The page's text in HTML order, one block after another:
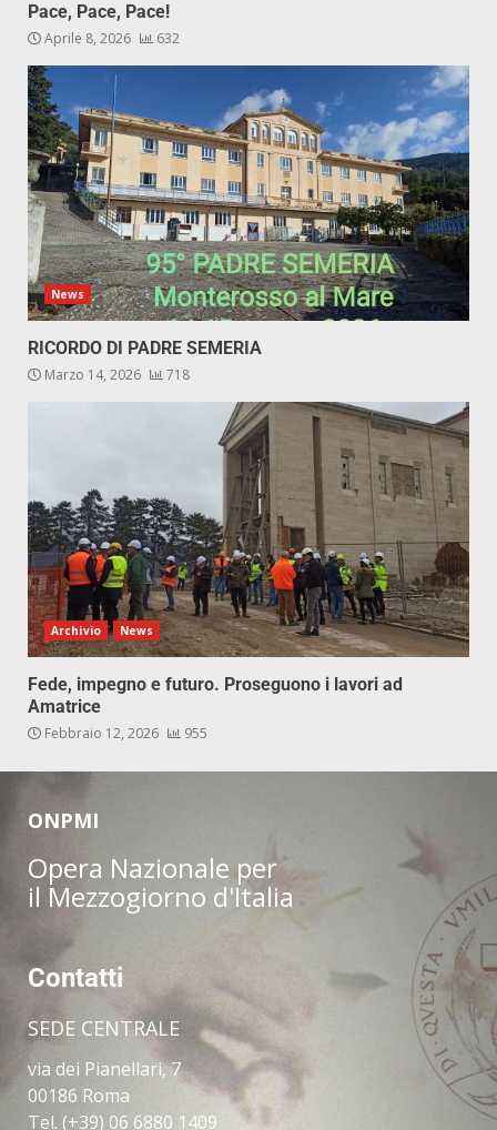
Pace, Pace, Pace!
Aprile 8, 2026 632
News
RICORDO DI PADRE SEMERIA
Marzo 14, 2026 718
Archivio News
Fede, impegno e futuro. Proseguono i lavori ad
Amatrice
Febbraio 12, 2026 955
ONPMI
Opera Nazionale per
il Mezzogiorno d'Italia
Contatti
SEDE CENTRALE
via dei Pianellari, 7
00186 Roma
Tel. (+39) 06 6880 1409